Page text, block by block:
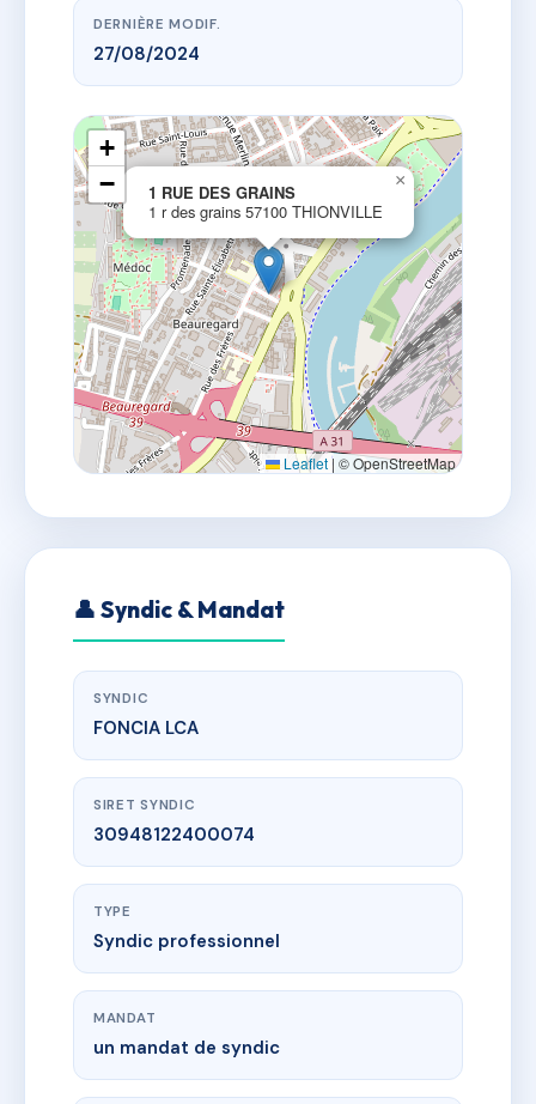
DERNIÈRE MODIF.
27/08/2024
1 RUE DES GRAINS
1 r des grains 57100 THIONVILLE
×
+
−
Leaflet| © OpenStreetMap
👤 Syndic & Mandat
SYNDIC
FONCIA LCA
SIRET SYNDIC
30948122400074
TYPE
Syndic professionnel
MANDAT
un mandat de syndic